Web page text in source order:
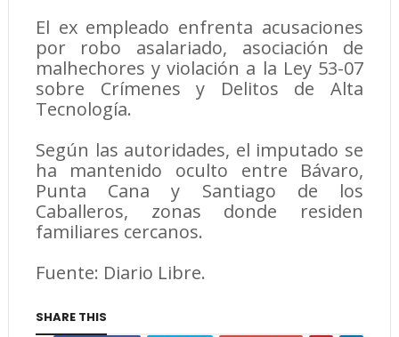
El ex empleado enfrenta acusaciones
por robo asalariado, asociación de
malhechores y violación a la Ley 53-07
sobre Crímenes y Delitos de Alta
Tecnología.
Según las autoridades, el imputado se
ha mantenido oculto entre Bávaro,
Punta Cana y Santiago de los
Caballeros, zonas donde residen
familiares cercanos.
Fuente: Diario Libre.
SHARE THIS